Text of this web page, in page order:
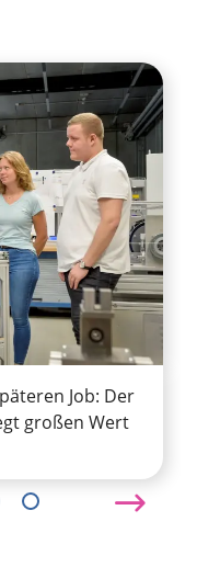
Job: Der
großen Wert